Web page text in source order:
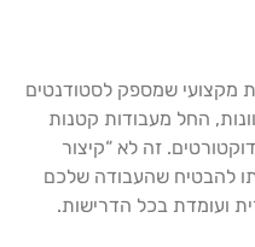
מקצועי שמספק לסטודנטים
החל מעבודות קטנות
זה לא “קיצור
להבטיח שהעבודה שלכם
ועומדת בכל הדרישות.